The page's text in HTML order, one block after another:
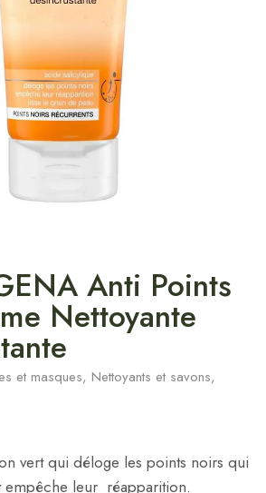
Anti Points
Nettoyante
et masques, Nettoyants et savons,
vert qui déloge les points noirs qui
empêche leur réapparition.